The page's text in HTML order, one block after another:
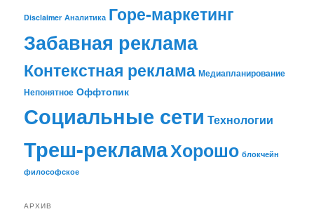
Disclaimer Аналитика Горе-маркетинг
Забавная реклама
Контекстная реклама Медиапланирование
Непонятное Оффтопик
Социальные сети Технологии
Треш-рекламаХорошо блокчейн
философское
АРХИВ